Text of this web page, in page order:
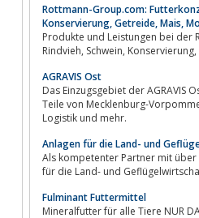
Rottmann-Group.com:
Konservierung, Getreide, Mais,
Produkte und Leistungen bei der Rottmann Group:
AGRAVIS Ost
Das Einzugsgebiet der AGRAVIS Ost GmbH & Co.
Teile von Mecklenburg-Vorpommern
Logistik und mehr.
Anlagen für die Land- und
Als kompetenter Partner mit über 50 Jahren Erfahrung, bietet Ihnen die
für die Land- und
Fulminant Futtermittel
Mineralfutter für alle Tiere NUR DAS